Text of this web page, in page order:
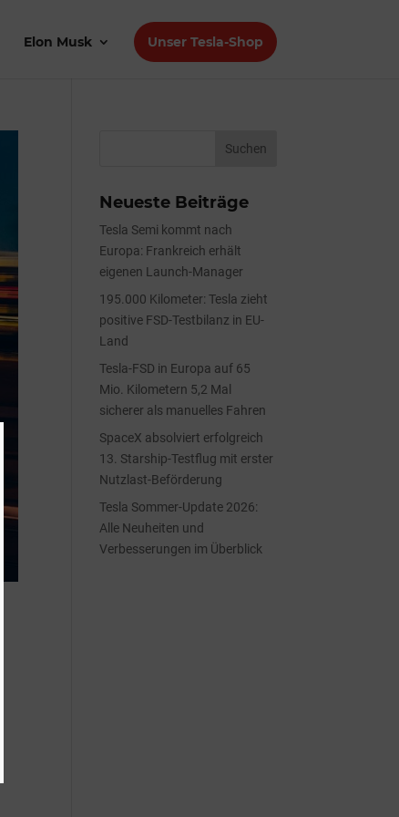
Elon Musk Unser Tesla-Shop
Neueste Beiträge
Tesla Semi kommt nach
Europa: Frankreich erhält
eigenen Launch-Manager
195.000 Kilometer: Tesla zieht
positive FSD-Testbilanz in EU-
Land
Tesla-FSD in Europa auf 65
Mio. Kilometern 5,2 Mal
sicherer als manuelles Fahren
SpaceX absolviert erfolgreich
13. Starship-Testflug mit erster
Nutzlast-Beförderung
Tesla Sommer-Update 2026:
Alle Neuheiten und
Verbesserungen im Überblick